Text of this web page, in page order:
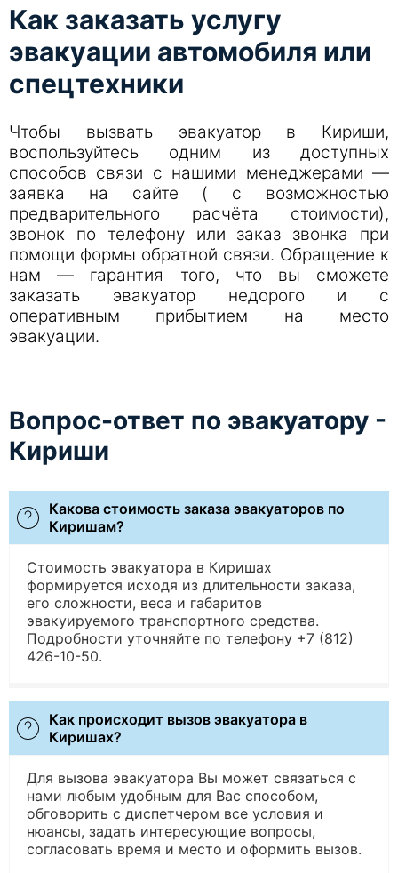
Как заказать услугу
эвакуации автомобиля или
спецтехники
Чтобы вызвать эвакуатор в Кириши,
воспользуйтесь одним из доступных
способов связи с нашими менеджерами —
заявка на сайте ( с возможностью
предварительного расчёта стоимости),
звонок по телефону или заказ звонка при
помощи формы обратной связи. Обращение к
нам — гарантия того, что вы сможете
заказать эвакуатор недорого и с
оперативным прибытием на место
эвакуации.
Вопрос-ответ по эвакуатору -
Кириши
Какова стоимость заказа эвакуаторов по
Киришам?
Стоимость эвакуатора в Киришах
формируется исходя из длительности заказа,
его сложности, веса и габаритов
эвакуируемого транспортного средства.
Подробности уточняйте по телефону +7 (812)
426-10-50.
Как происходит вызов эвакуатора в
Киришах?
Для вызова эвакуатора Вы может связаться с
нами любым удобным для Вас способом,
обговорить с диспетчером все условия и
нюансы, задать интересующие вопросы,
согласовать время и место и оформить вызов.